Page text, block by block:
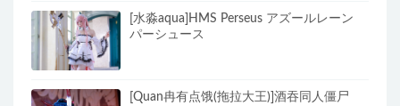
[水淼aqua]HMS Perseus アズールレーン
パーシュース
[Quan冉有点饿(拖拉大王)]酒吞同人僵尸